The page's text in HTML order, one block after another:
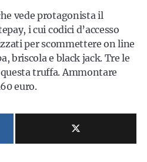
vede protagonista il
i cui codici d’accesso
per scommettere on line
briscola e black jack. Tre le
truffa. Ammontare
euro.